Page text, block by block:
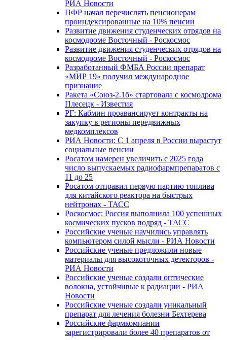
РИА Новости
ПФР начал перечислять пенсионерам
проиндексированные на 10% пенсии
Развитие движения студенческих отрядов на
космодроме Восточный - Роскосмос
Развитие движения студенческих отрядов на
космодроме Восточный - Роскосмос
Разработанный ФМБА России препарат
«МИР 19» получил международное
признание
Ракета «Союз-2.1б» стартовала с космодрома
Плесецк - Известия
РГ: Кабмин проавансирует контракты на
закупку в регионы передвижных
медкомплексов
РИА Новости: С 1 апреля в России вырастут
социальные пенсии
Росатом намерен увеличить с 2025 года
число выпускаемых радиофармпрепаратов с
11 до 25
Росатом отправил первую партию топлива
для китайского реактора на быстрых
нейтронах - ТАСС
Роскосмос: Россия выполнила 100 успешных
космических пусков подряд - ТАСС
Российские ученые научились управлять
компьютером силой мысли - РИА Новости
Российские ученые предложили новые
материалы для высокоточных детекторов -
РИА Новости
Российские ученые создали оптические
волокна, устойчивые к радиации - РИА
Новости
Российские ученые создали уникальный
препарат для лечения болезни Бехтерева
Российские фармкомпании
зарегистрировали более 40 препаратов от